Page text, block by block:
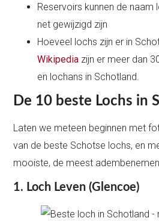
Reservoirs kunnen de naam
net gewijzigd zijn
Hoeveel lochs zijn er in
Wikipedia zijn er meer dan
en lochans in Schotland.
De 10 beste Lochs in
Laten we meteen beginnen met
van de beste Schotse lochs, en
mooiste, de meest
1. Loch Leven (Glencoe)